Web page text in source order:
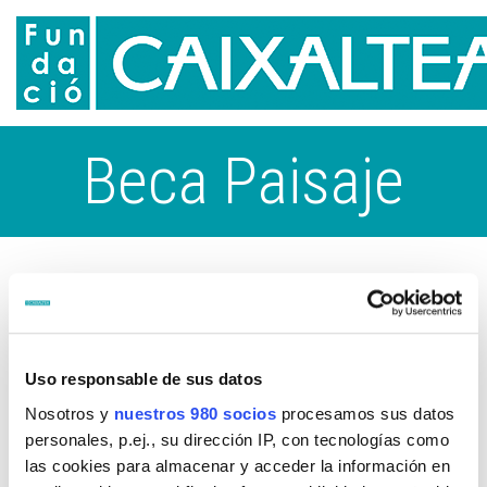
Uso responsable de sus datos
Nosotros y nuestros 980 socios procesamos sus datos
personales, p.ej., su dirección IP, con tecnologías como
las cookies para almacenar y acceder la información en
Beca Paisaje